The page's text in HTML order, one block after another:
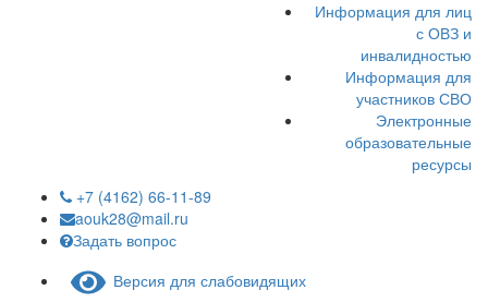
Информация для лиц
с ОВЗ и
инвалидностью
Информация для
участников СВО
Электронные
образовательные
ресурсы
+7 (4162) 66-11-89
aouk28@mail.ru
Задать вопрос
Версия для слабовидящих